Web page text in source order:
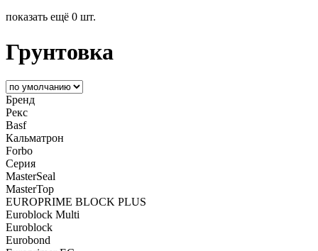
показать ещё 0 шт.
Грунтовка
Бренд
Рекс
Basf
Кальматрон
Forbo
Серия
MasterSeal
MasterTop
EUROPRIME BLOCK PLUS
Euroblock Multi
Euroblock
Eurobond